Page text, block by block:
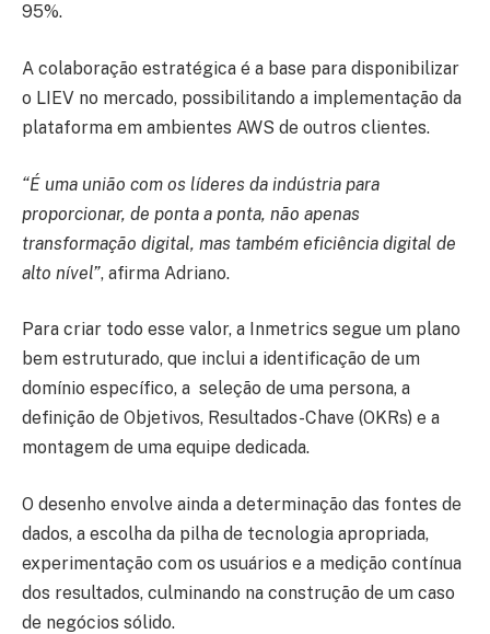
95%.
A colaboração estratégica é a base para disponibilizar
o LIEV no mercado, possibilitando a implementação da
plataforma em ambientes AWS de outros clientes.
“É uma união com os líderes da indústria para
proporcionar, de ponta a ponta, não apenas
transformação digital, mas também eficiência digital de
alto nível”, afirma Adriano.
Para criar todo esse valor, a Inmetrics segue um plano
bem estruturado, que inclui a identificação de um
domínio específico, a seleção de uma persona, a
definição de Objetivos, Resultados-Chave (OKRs) e a
montagem de uma equipe dedicada.
O desenho envolve ainda a determinação das fontes de
dados, a escolha da pilha de tecnologia apropriada,
experimentação com os usuários e a medição contínua
dos resultados, culminando na construção de um caso
de negócios sólido.